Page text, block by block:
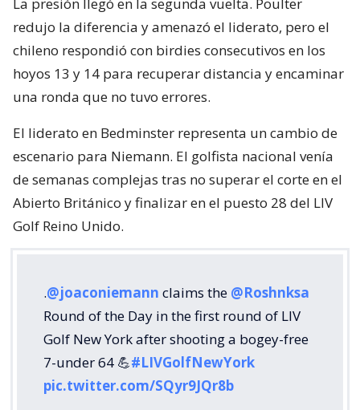
redujo la diferencia y amenazó el liderato, pero el
chileno respondió con birdies consecutivos en los
hoyos 13 y 14 para recuperar distancia y encaminar
una ronda que no tuvo errores.
El liderato en Bedminster representa un cambio de
escenario para Niemann. El golfista nacional venía
de semanas complejas tras no superar el corte en el
Abierto Británico y finalizar en el puesto 28 del LIV
Golf Reino Unido.
.@joaconiemann claims the @Roshnksa
Round of the Day in the first round of LIV
Golf New York after shooting a bogey-free
7-under 64 💪#LIVGolfNewYork
pic.twitter.com/SQyr9JQr8b